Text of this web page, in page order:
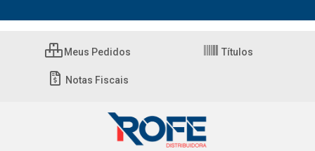
Meus Pedidos Títulos
Notas Fiscais